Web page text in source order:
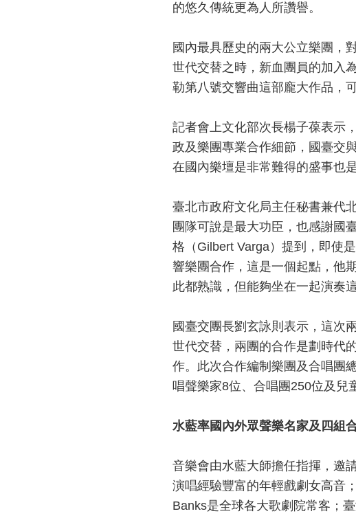
的悠久傳統更為人所讚譽。
國內最具歷史的兩大公立樂團，
世代交替之時，新血團員的加入
勒第八號交響曲這部龐大作品，
記者會上文化部次長楊子葆表示
政及樂團專業合作細節，國臺交
在國內樂壇是非常難得的盛事也
臺北市政府文化局主任秘書兼代
團隊可說是最大功臣，也感謝國
格（ Gilbert Varga）提到，即使
響樂團合作，這是一個起點，他
此都熟識，但能夠坐在一起演奏
國臺交團長劉玄詠則表示，這次
世代交替，兩團的合作是劃時代
作。此次合作編制樂團及合唱團
唱聲樂家8位、合唱團 250位及兒
水藍率國內外眾聲樂名家及四組
音樂會由水藍大師擔任指揮，邀
演唱經驗豐富的年輕戲劇女高音；
Banks是全球各大歌劇院常客；